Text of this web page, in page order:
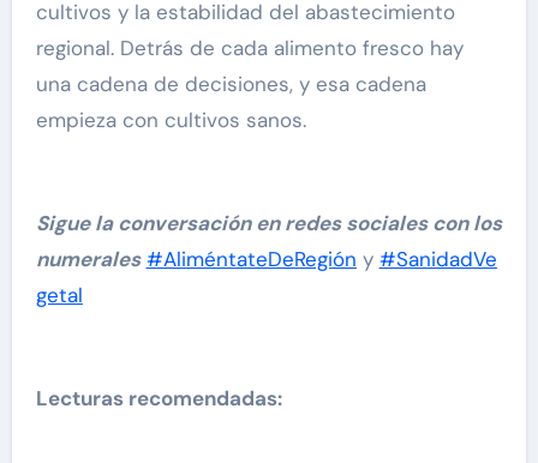
cultivos y la estabilidad del abastecimiento
regional. Detrás de cada alimento fresco hay
una cadena de decisiones, y esa cadena
empieza con cultivos sanos.
Sigue la conversación en redes sociales con los
numerales #AliméntateDeRegión y #SanidadVe
getal
Lecturas recomendadas: